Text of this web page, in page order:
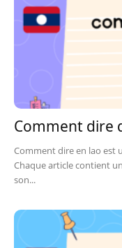
Comment dire
Comment dire en lao est
Chaque article contient
son...